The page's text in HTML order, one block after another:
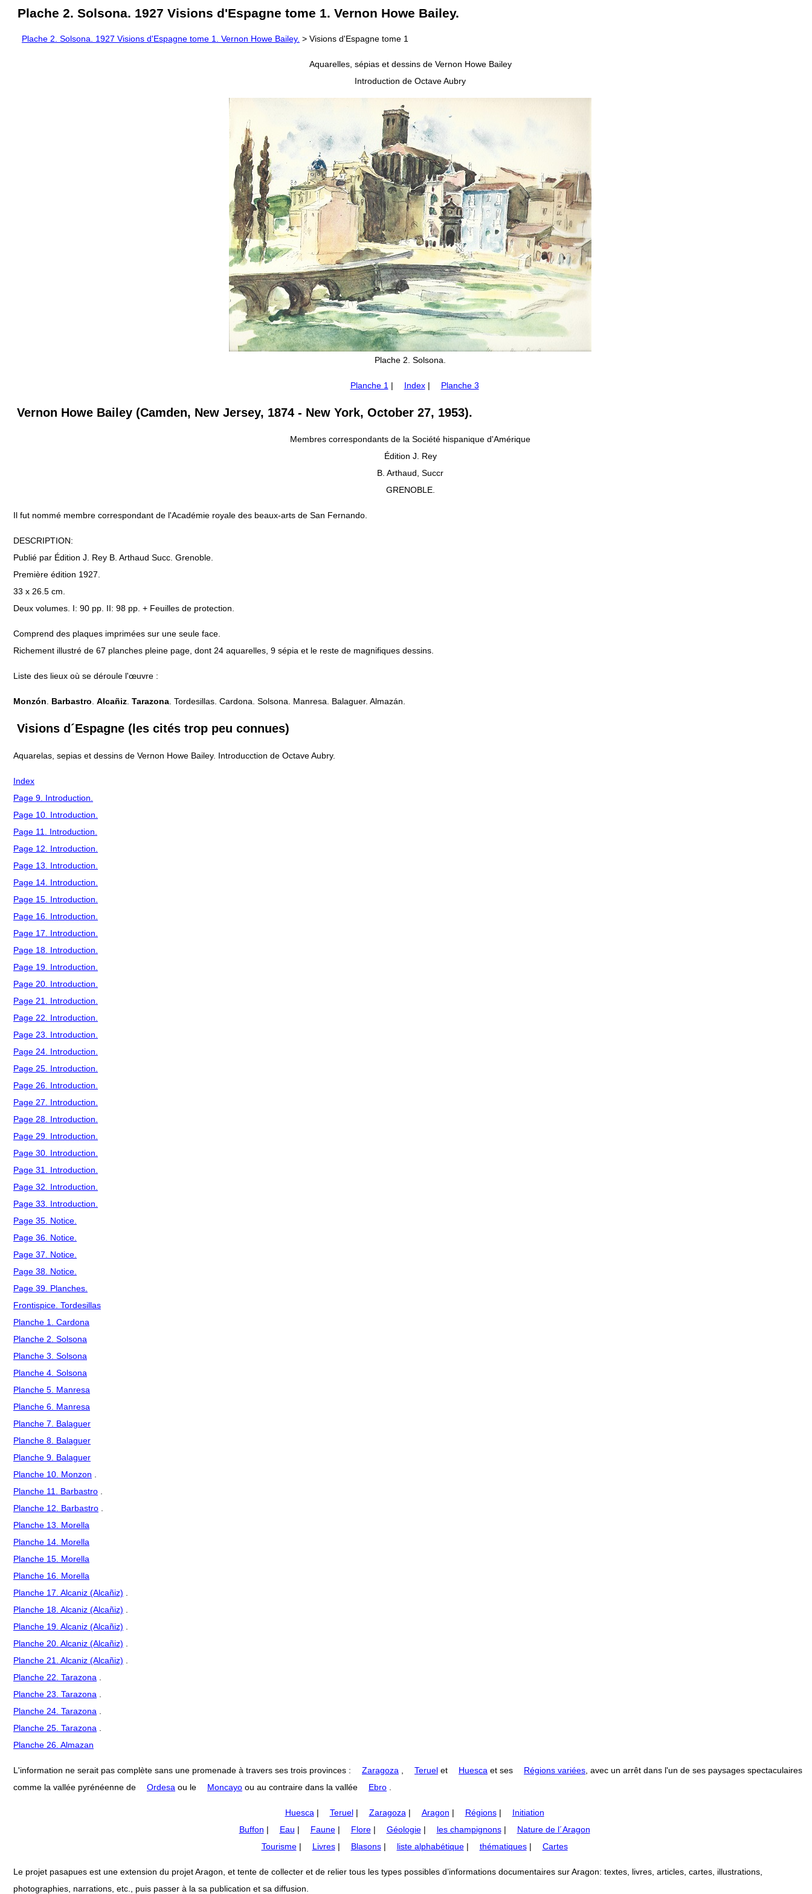
Plache 2. Solsona. 1927 Visions d'Espagne tome 1. Vernon Howe Bailey.
Plache 2. Solsona. 1927 Visions d'Espagne tome 1. Vernon Howe Bailey. > Visions d'Espagne tome 1
Aquarelles, sépias et dessins de Vernon Howe Bailey
Introduction de Octave Aubry
Plache 2. Solsona.
Planche 1| Index| Planche 3
Vernon Howe Bailey (Camden, New Jersey, 1874 - New York, October 27, 1953).
Membres correspondants de la Société hispanique d'Amérique
Édition J. Rey
B. Arthaud, Succr
GRENOBLE.
Il fut nommé membre correspondant de l'Académie royale des beaux-arts de San Fernando.
DESCRIPTION:
Publié par Édition J. Rey B. Arthaud Succ. Grenoble.
Première édition 1927.
33 x 26.5 cm.
Deux volumes. I: 90 pp. II: 98 pp. + Feuilles de protection.
Comprend des plaques imprimées sur une seule face.
Richement illustré de 67 planches pleine page, dont 24 aquarelles, 9 sépia et le reste de magnifiques dessins.
Liste des lieux où se déroule l'œuvre :
Monzón. Barbastro. Alcañiz. Tarazona. Tordesillas. Cardona. Solsona. Manresa. Balaguer. Almazán.
Visions d´Espagne (les cités trop peu connues)
Aquarelas, sepias et dessins de Vernon Howe Bailey. Introducction de Octave Aubry.
Index
Page 9. Introduction.
Page 10. Introduction.
Page 11. Introduction.
Page 12. Introduction.
Page 13. Introduction.
Page 14. Introduction.
Page 15. Introduction.
Page 16. Introduction.
Page 17. Introduction.
Page 18. Introduction.
Page 19. Introduction.
Page 20. Introduction.
Page 21. Introduction.
Page 22. Introduction.
Page 23. Introduction.
Page 24. Introduction.
Page 25. Introduction.
Page 26. Introduction.
Page 27. Introduction.
Page 28. Introduction.
Page 29. Introduction.
Page 30. Introduction.
Page 31. Introduction.
Page 32. Introduction.
Page 33. Introduction.
Page 35. Notice.
Page 36. Notice.
Page 37. Notice.
Page 38. Notice.
Page 39. Planches.
Frontispice. Tordesillas
Planche 1. Cardona
Planche 2. Solsona
Planche 3. Solsona
Planche 4. Solsona
Planche 5. Manresa
Planche 6. Manresa
Planche 7. Balaguer
Planche 8. Balaguer
Planche 9. Balaguer
Planche 10. Monzon
Planche 11. Barbastro
Planche 12. Barbastro
Planche 13. Morella
Planche 14. Morella
Planche 15. Morella
Planche 16. Morella
Planche 17. Alcaniz (Alcañiz)
Planche 18. Alcaniz (Alcañiz)
Planche 19. Alcaniz (Alcañiz)
Planche 20. Alcaniz (Alcañiz)
Planche 21. Alcaniz (Alcañiz)
Planche 22. Tarazona
Planche 23. Tarazona
Planche 24. Tarazona
Planche 25. Tarazona
Planche 26. Almazan
L'information ne serait pas complète sans une promenade à travers ses trois provinces : Zaragoza Teruel et Huesca et ses Régions variées , avec un arrêt dans l'un de ses paysages spectaculaires
comme la vallée pyrénéenne de
Ordesa ou le Moncayo ou au contraire dans la vallée Ebro
Huesca | Teruel| Zaragoza | Aragon | Régions|
Initiation
Buffon | Eau | Faune| Flore| Géologie| les champignons|
Nature de l´Aragon
Tourisme| Livres| Blasons| liste alphabétique| thématiques| Cartes
Le projet pasapues est une extension du projet Aragon, et tente de collecter et de relier tous les types possibles d’informations documentaires sur Aragon: textes, livres, articles, cartes, illustrations,
photographies, narrations, etc., puis passer à la sa publication et sa diffusion.